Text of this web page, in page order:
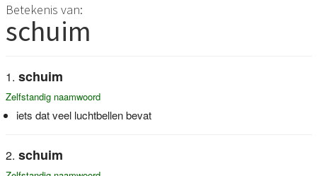
Betekenis van:
schuim
schuim
Zelfstandig naamwoord
iets dat veel luchtbellen bevat
schuim